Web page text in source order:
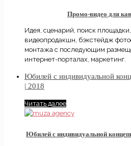
Промо-видео для
Идея, сценарий, поиск
видеопродакшн, бэкстейдж
монтажа с последующим
интернет-порталах, маркетинг.
Юбилей с индивидуальной
| 2018
Читать далее
Юбилей с индивидуальной